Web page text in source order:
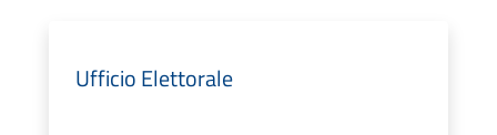
Ufficio Elettorale